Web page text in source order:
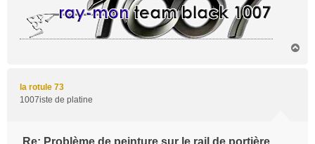
la rotule 73
1007iste de platine